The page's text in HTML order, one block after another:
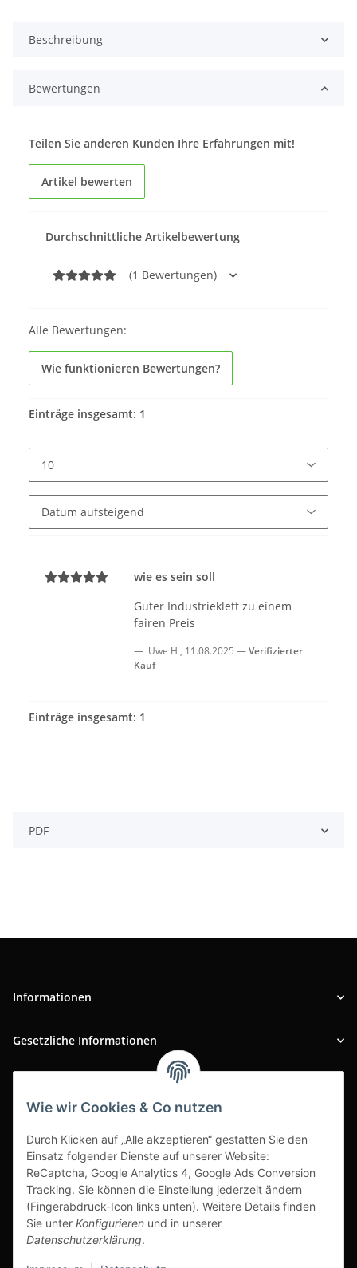
Wie wir Cookies & Co nutzen
Durch Klicken auf „Alle akzeptieren“ gestatten Sie den
Einsatz folgender Dienste auf unserer Website:
ReCaptcha, Google Analytics 4, Google Ads Conversion
Tracking. Sie können die Einstellung jederzeit ändern
(Fingerabdruck-Icon links unten). Weitere Details finden
Sie unter Konfigurieren und in unserer
Datenschutzerklärung.
Beschreibung
Bewertungen
Durchschnittliche Artikelbewertung
(1 Bewertungen)
Teilen Sie anderen Kunden Ihre Erfahrungen mit!
Artikel bewerten
Alle Bewertungen:
Wie funktionieren Bewertungen?
Einträge insgesamt: 1
wie es sein soll
Guter Industrieklett zu einem
fairen Preis
Uwe H , 11.08.2025
Verifizierter
Kauf
Einträge insgesamt: 1
PDF
Informationen
Gesetzliche Informationen